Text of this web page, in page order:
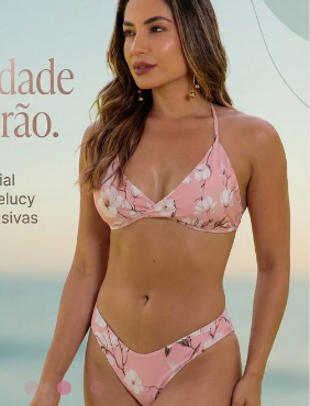
TODOS DE OUTLET